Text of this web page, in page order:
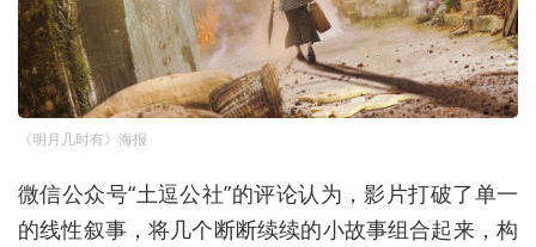
《明月几时有》海报
微信公众号“土逗公社”的评论认为，影片打破了单一
的线性叙事，将几个断断续续的小故事组合起来，构